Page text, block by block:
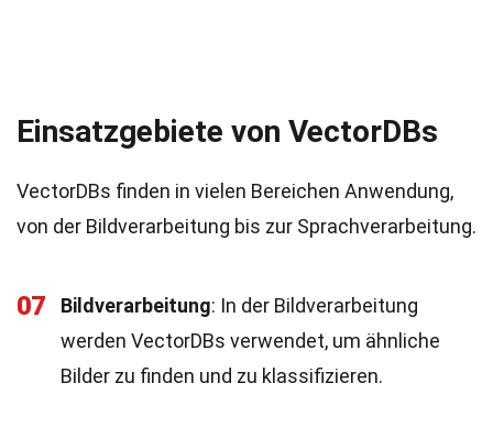
Einsatzgebiete von VectorDBs
VectorDBs finden in vielen Bereichen Anwendung,
von der Bildverarbeitung bis zur Sprachverarbeitung.
07 Bildverarbeitung: In der Bildverarbeitung
werden VectorDBs verwendet, um ähnliche
Bilder zu finden und zu klassifizieren.